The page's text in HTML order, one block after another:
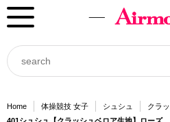
Home 体操競技 女子 シュシュ
クラ